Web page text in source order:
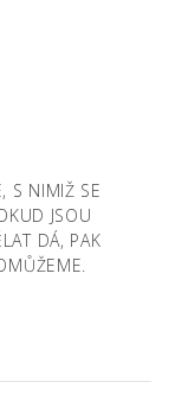
S NIMIŽ SE
JSOU
DÁ, PAK